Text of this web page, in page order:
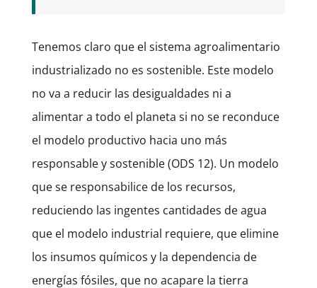
Tenemos claro que el sistema agroalimentario
industrializado no es sostenible. Este modelo
no va a reducir las desigualdades ni a
alimentar a todo el planeta si no se reconduce
el modelo productivo hacia uno más
responsable y sostenible (ODS 12). Un modelo
que se responsabilice de los recursos,
reduciendo las ingentes cantidades de agua
que el modelo industrial requiere, que elimine
los insumos químicos y la dependencia de
energías fósiles, que no acapare la tierra